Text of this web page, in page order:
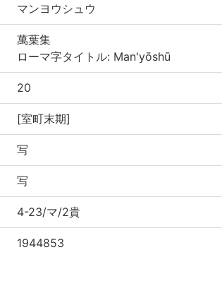
マンヨウシュウ
萬葉集
ローマ字タイトル: Man'yōshū
20
[室町末期]
写
写
4-23/マ/2貴
1944853